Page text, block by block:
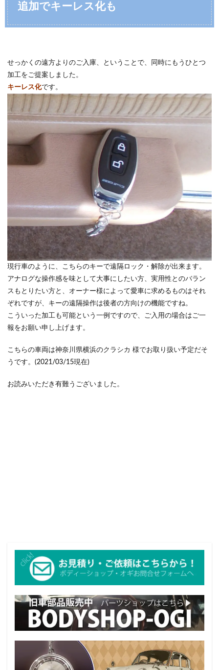
追加でキーレス化も
せっかくの遠方よりのご入庫、ということで、同時にもうひとつ
加工をご提案しました。
キーレス化です。
現行車のように、こちらのキーで遠隔ロック・解除が出来ます。
アナログな操作感を味として大事にしたい方、実用性とのバラン
スもとりたい方と、オーナー様によって愛車に求めるものはそれ
ぞれですが、キーの遠隔操作は後者の方向けの機能ですね。
こういった加工も可能という一例ですので、ご入用の場合はご一
報をお願い申し上げます。
こちらの車両は神奈川県横浜のクラシカ 様でお取り扱い予定だそ
うです。(2021/03/15現在)
お読みいただき有難うございました。